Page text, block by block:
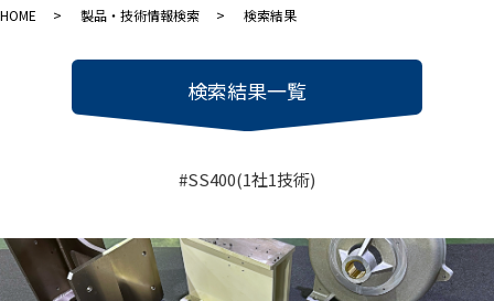
HOME 製品・技術情報検索 検索結果
検索結果一覧
#SS400(1社1技術)